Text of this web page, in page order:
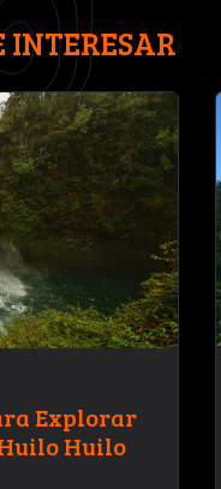
INTERESAR
Explorar
Huilo